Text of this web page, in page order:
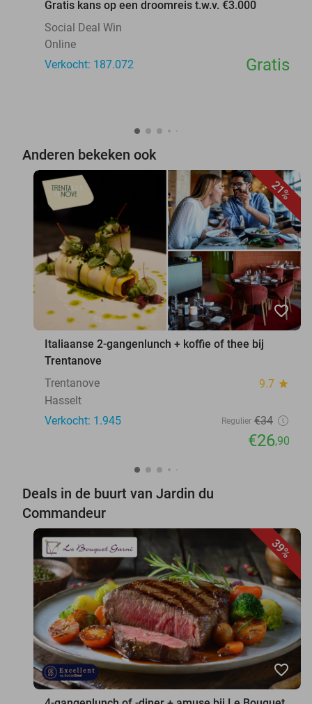
Gratis kans op een droomreis t.w.v. €3.000
Social Deal Win
Online
Verkocht: 187.072
Gratis
Anderen bekeken ook
21%
favorite_border
Italiaanse 2-gangenlunch + koffie of thee bij
Trentanove
Trentanove
9.7 star
Hasselt
Verkocht: 1.945
Regulier €34
€26,90
Deals in de buurt van Jardin du
Commandeur
39%
favorite_border